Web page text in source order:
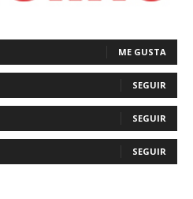
ME GUSTA
SEGUIR
SEGUIR
SEGUIR